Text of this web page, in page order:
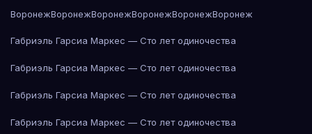
ВоронежВоронежВоронежВоронежВоронежВоронеж
Габриэль Гарсиа Маркес — Сто лет одиночества
Габриэль Гарсиа Маркес — Сто лет одиночества
Габриэль Гарсиа Маркес — Сто лет одиночества
Габриэль Гарсиа Маркес — Сто лет одиночества